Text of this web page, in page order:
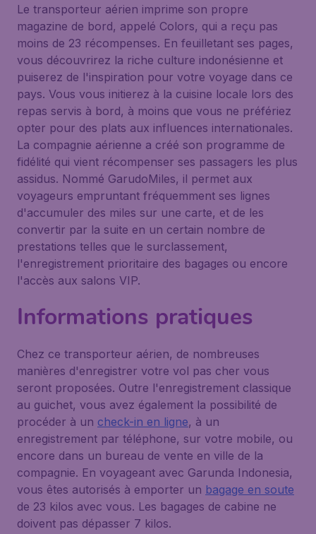
Le transporteur aérien imprime son propre
magazine de bord, appelé Colors, qui a reçu pas
moins de 23 récompenses. En feuilletant ses pages,
vous découvrirez la riche culture indonésienne et
puiserez de l'inspiration pour votre voyage dans ce
pays. Vous vous initierez à la cuisine locale lors des
repas servis à bord, à moins que vous ne préfériez
opter pour des plats aux influences internationales.
La compagnie aérienne a créé son programme de
fidélité qui vient récompenser ses passagers les plus
assidus. Nommé GarudoMiles, il permet aux
voyageurs empruntant fréquemment ses lignes
d'accumuler des miles sur une carte, et de les
convertir par la suite en un certain nombre de
prestations telles que le surclassement,
l'enregistrement prioritaire des bagages ou encore
l'accès aux salons VIP.
Informations pratiques
Chez ce transporteur aérien, de nombreuses
manières d'enregistrer votre vol pas cher vous
seront proposées. Outre l'enregistrement classique
au guichet, vous avez également la possibilité de
procéder à un check-in en ligne, à un
enregistrement par téléphone, sur votre mobile, ou
encore dans un bureau de vente en ville de la
compagnie. En voyageant avec Garunda Indonesia,
vous êtes autorisés à emporter un bagage en soute
de 23 kilos avec vous. Les bagages de cabine ne
doivent pas dépasser 7 kilos.